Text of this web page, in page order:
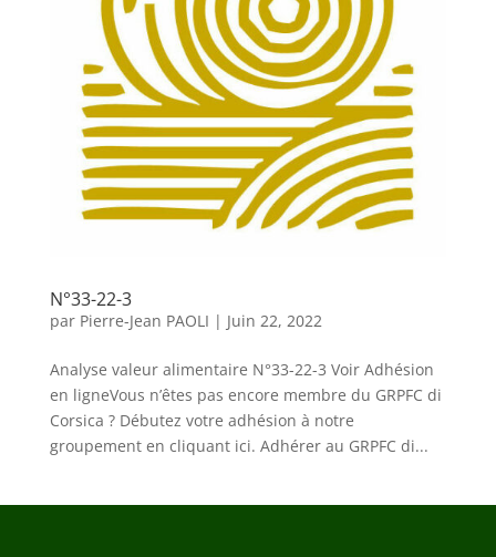
N°33-22-3
par Pierre-Jean PAOLI | Juin 22, 2022
Analyse valeur alimentaire N°33-22-3 Voir Adhésion
en ligneVous n’êtes pas encore membre du GRPFC di
Corsica ? Débutez votre adhésion à notre
groupement en cliquant ici. Adhérer au GRPFC di...